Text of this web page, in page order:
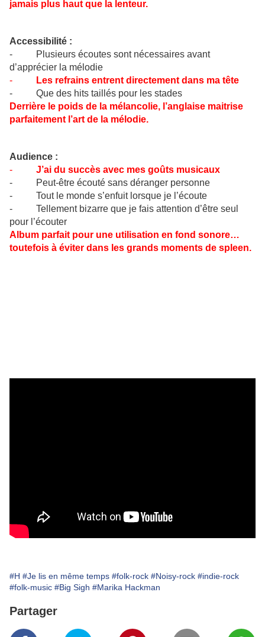
jamais plus haut que la lenteur.
Accessibilité :
- Plusieurs écoutes sont nécessaires avant
d’apprécier la mélodie
-
Les refrains entrent directement dans ma tête
- Que des hits taillés pour les stades
Derrière le poids de la mélancolie, l’anglaise maitrise
parfaitement l’art de la mélodie.
Audience :
- J’ai du succès avec mes goûts musicaux
- Peut-être écouté sans déranger personne
- Tout le monde s’enfuit lorsque je l’écoute
- Tellement bizarre que je fais attention d’être seul
pour l’écouter
Album parfait pour une utilisation en fond sonore…
toutefois à éviter dans les grands moments de spleen.
#H #Je lis en même temps #folk-rock #Noisy-rock #indie-rock
#folk-music #Big Sigh #Marika Hackman
Partager